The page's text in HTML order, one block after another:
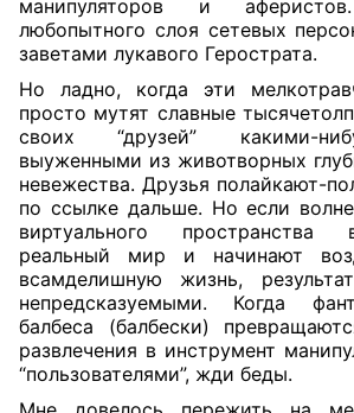
манипуляторов и
любопытного слоя сетевых
заветами лукавого Герострата.
Но ладно, когда эти
просто мутят славные
своих “друзей” какими-
выуженными из животворных
невежества. Друзья полайкают-
по ссылке дальше. Но если
виртуального
реальный мир и начинают
всамделишную жизнь,
непредсказуемыми. Когда
балбеса (балбески)
развлечения в инструмент
“пользователями”, жди беды.